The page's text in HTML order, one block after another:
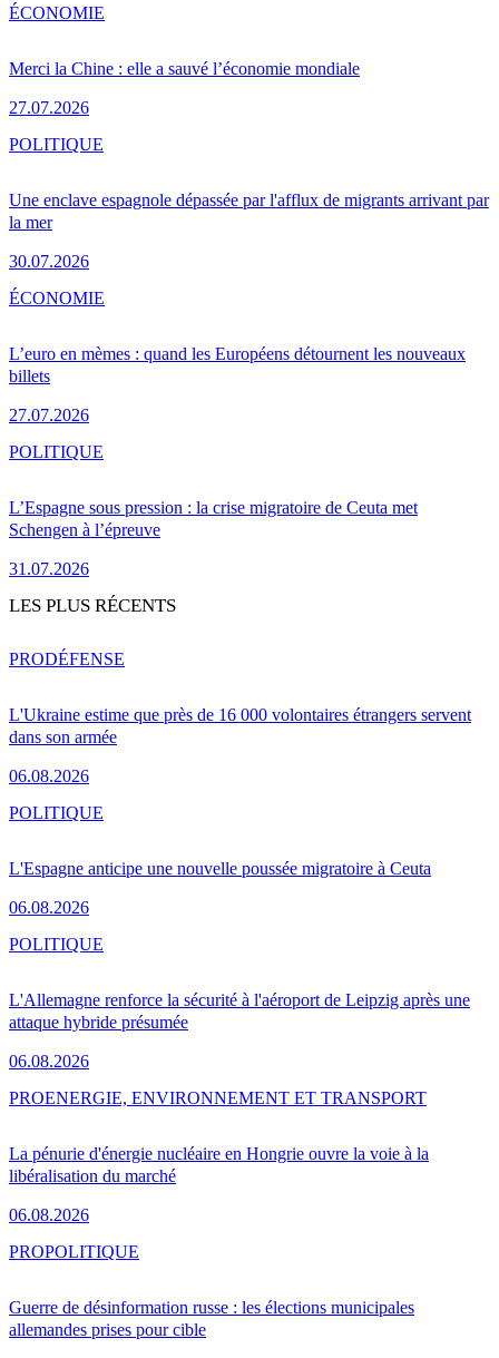
Merci la Chine : elle a sauvé l’économie mondiale
27.07.2026
ÉCONOMIE
Une enclave espagnole dépassée par l'afflux de migrants arrivant par
la mer
30.07.2026
POLITIQUE
L’euro en mèmes : quand les Européens détournent les nouveaux
billets
27.07.2026
ÉCONOMIE
L’Espagne sous pression : la crise migratoire de Ceuta met
Schengen à l’épreuve
31.07.2026
POLITIQUE
LES PLUS RÉCENTS
L'Ukraine estime que près de 16 000 volontaires étrangers servent
dans son armée
06.08.2026
PRODÉFENSE
L'Espagne anticipe une nouvelle poussée migratoire à Ceuta
06.08.2026
POLITIQUE
L'Allemagne renforce la sécurité à l'aéroport de Leipzig après une
attaque hybride présumée
06.08.2026
POLITIQUE
La pénurie d'énergie nucléaire en Hongrie ouvre la voie à la
libéralisation du marché
06.08.2026
PROENERGIE, ENVIRONNEMENT ET TRANSPORT
Guerre de désinformation russe : les élections municipales
allemandes prises pour cible
PROPOLITIQUE